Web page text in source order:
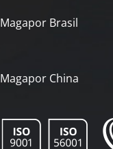
Magapor Brasil
Magapor China